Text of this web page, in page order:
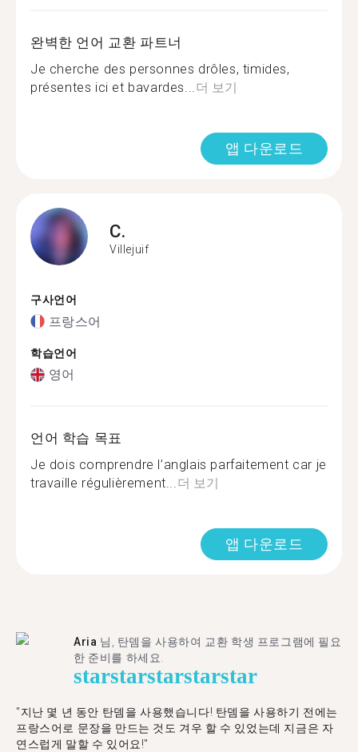
완벽한 언어 교환 파트너
Je cherche des personnes drôles, timides,
présentes ici et bavardes...더 보기
앱 다운로드
C.
Villejuif
구사언어
프랑스어
학습언어
영어
언어 학습 목표
Je dois comprendre l’anglais parfaitement car je
travaille régulièrement...더 보기
앱 다운로드
Aria 님, 탄뎀을 사용하여 교환 학생 프로그램에 필요
한 준비를 하세요.
starstarstarstarstar
"​​지난 몇 년 동안 탄뎀을 사용했습니다! 탄뎀을 사용하기 전에는
프랑스어로 문장을 만드는 것도 겨우 할 수 있었는데 지금은 자
연스럽게 말할 수 있어요!"